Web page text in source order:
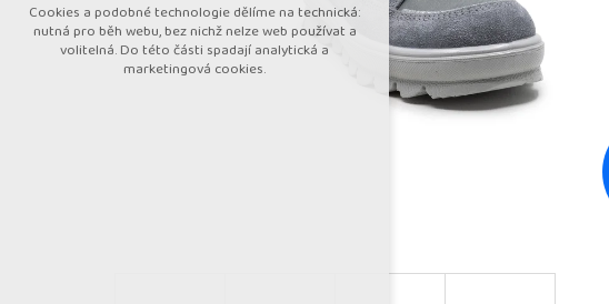
Přijmout všechny cookies
Odmítnout vše
Cookies a podobné technologie dělíme na technická:
nutná pro běh webu, bez nichž nelze web používat a
volitelná. Do této části spadají analytická a
marketingová cookies.